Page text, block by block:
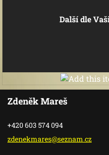
Další dle
Zdeněk Mareš
+420 603 574 094
zdenekmares@seznam.cz